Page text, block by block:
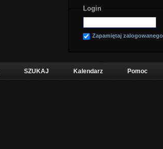
Login
Zapamiętaj zalogowanego
SZUKAJ Kalendarz Pomoc